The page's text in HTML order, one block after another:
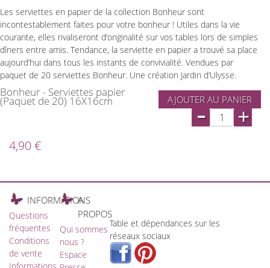
Les serviettes en papier de la collection Bonheur sont
incontestablement faites pour votre bonheur ! Utiles dans la vie
courante, elles rivaliseront d’originalité sur vos tables lors de simples
dîners entre amis. Tendance, la serviette en papier a trouvé sa place
aujourd’hui dans tous les instants de convivialité. Vendues par
paquet de 20 serviettes Bonheur. Une création Jardin d’Ulysse.
Bonheur - Serviettes papier
(Paquet de 20) 16X16cm AJOUTER AU PANIER
- +
4,90 €
INFORMATIONS
Questions
fréquentes
Conditions
de vente
Informations
A
PROPOS
Qui sommes
nous ?
Espace
Table et dépendances sur les
réseaux sociaux